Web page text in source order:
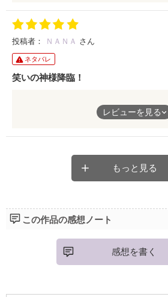
感動の最終話。５と合わせてお楽しみくだ
投稿者： ＮＡＮＡ さん
ネタバレ
笑いの神様降臨！
私の大好きなカミレンシリーズです。な
ッコミのキレの良い事！それに個性豊か
ンマジック！読めば読むほどハマってい
な五つ星作品です。
レビューを見る
もっと見る
この作品の感想ノート
感想を書く